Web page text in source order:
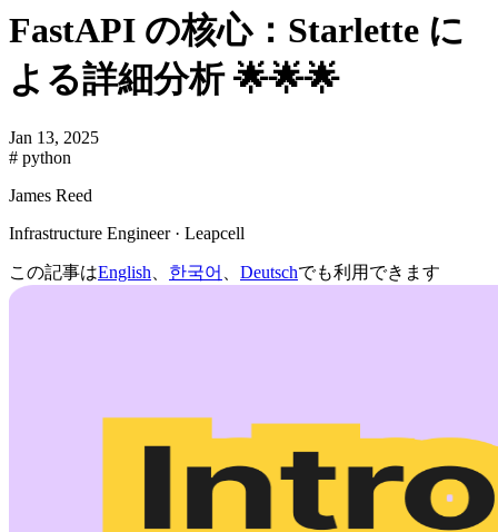
FastAPI の核心：Starlette に
よる詳細分析 🌟🌟🌟
Jan 13, 2025
# python
James Reed
Infrastructure Engineer · Leapcell
この記事はEnglish 한국어 Deutschでも利用できます